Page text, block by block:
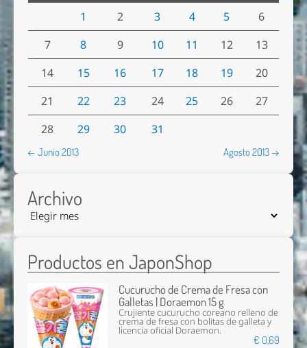
1
2 3 4 5
6
7
8 9 10 11 12
13
14
15 16 17 18 19
20
21
22 23 24 25 26
27
28
29 30 31
← Junio 2013 Agosto 2013 →
Archivo
Productos en JaponShop
Cucurucho de Crema de Fresa con
Galletas | Doraemon 15 g
Crujiente cucurucho coreano relleno de
crema de fresa con bolitas de galleta y
licencia oficial Doraemon.
€ 0,69